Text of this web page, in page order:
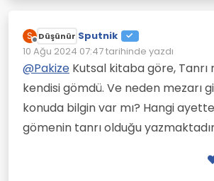
S
Çevrimdışı
Düşünür Sputnik
10 Ağu 2024 07:47tarihinde yazdı
Son düzenleyen:
@Pakize Kutsal kitaba göre, Tanrı
kendisi gömdü. Ve neden mezarı
konuda bilgin var mı? Hangi
gömenin tanrı olduğu